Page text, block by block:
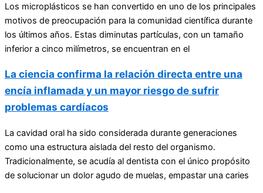
Los microplásticos se han convertido en uno de los principales
motivos de preocupación para la comunidad científica durante
los últimos años. Estas diminutas partículas, con un tamaño
inferior a cinco milímetros, se encuentran en el
La ciencia confirma la relación directa entre una
encía inflamada y un mayor riesgo de sufrir
problemas cardíacos
La cavidad oral ha sido considerada durante generaciones
como una estructura aislada del resto del organismo.
Tradicionalmente, se acudía al dentista con el único propósito
de solucionar un dolor agudo de muelas, empastar una caries